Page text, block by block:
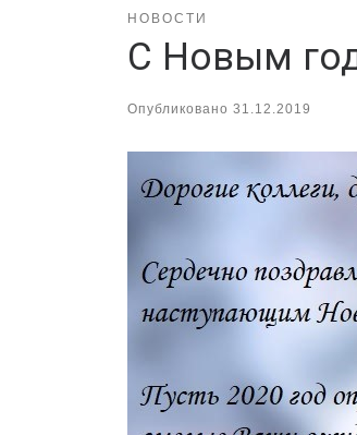
НОВОСТИ
С Новым
Опубликовано 31.12.2019